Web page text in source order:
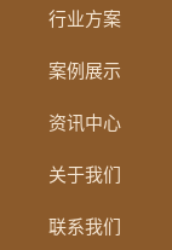
行业方案
案例展示
资讯中心
关于我们
联系我们